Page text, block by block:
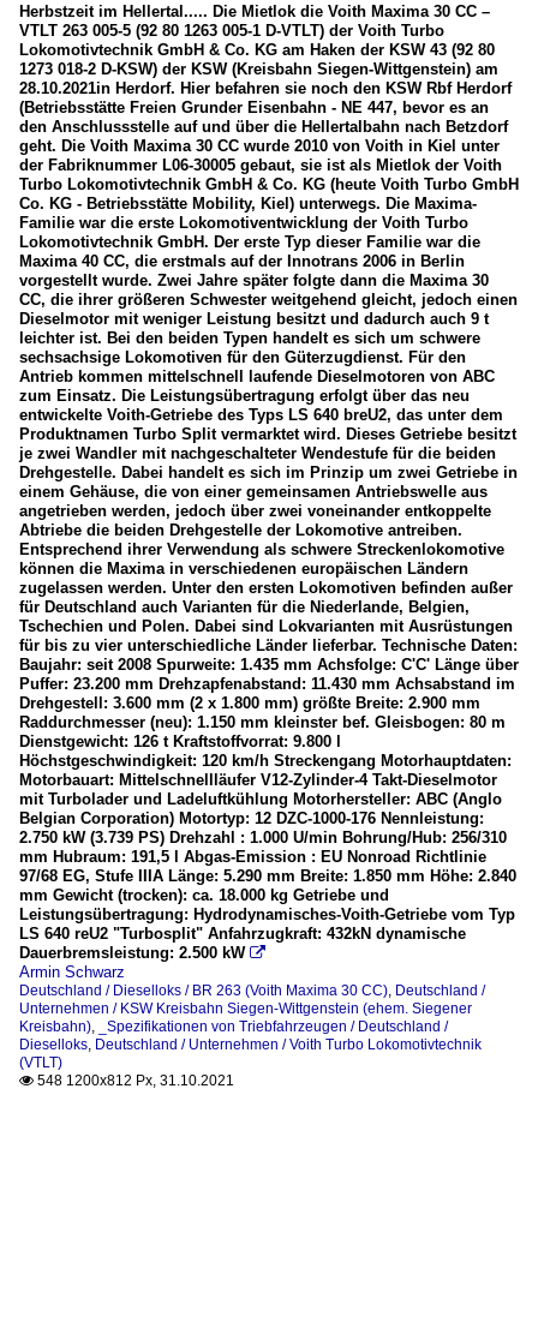
Herbstzeit im Hellertal..... Die Mietlok die Voith Maxima 30 CC –
VTLT 263 005-5 (92 80 1263 005-1 D-VTLT) der Voith Turbo
Lokomotivtechnik GmbH & Co. KG am Haken der KSW 43 (92 80
1273 018-2 D-KSW) der KSW (Kreisbahn Siegen-Wittgenstein) am
28.10.2021in Herdorf. Hier befahren sie noch den KSW Rbf Herdorf
(Betriebsstätte Freien Grunder Eisenbahn - NE 447, bevor es an
den Anschlussstelle auf und über die Hellertalbahn nach Betzdorf
geht. Die Voith Maxima 30 CC wurde 2010 von Voith in Kiel unter
der Fabriknummer L06-30005 gebaut, sie ist als Mietlok der Voith
Turbo Lokomotivtechnik GmbH & Co. KG (heute Voith Turbo GmbH
Co. KG - Betriebsstätte Mobility, Kiel) unterwegs. Die Maxima-
Familie war die erste Lokomotiventwicklung der Voith Turbo
Lokomotivtechnik GmbH. Der erste Typ dieser Familie war die
Maxima 40 CC, die erstmals auf der Innotrans 2006 in Berlin
vorgestellt wurde. Zwei Jahre später folgte dann die Maxima 30
CC, die ihrer größeren Schwester weitgehend gleicht, jedoch einen
Dieselmotor mit weniger Leistung besitzt und dadurch auch 9 t
leichter ist. Bei den beiden Typen handelt es sich um schwere
sechsachsige Lokomotiven für den Güterzugdienst. Für den
Antrieb kommen mittelschnell laufende Dieselmotoren von ABC
zum Einsatz. Die Leistungsübertragung erfolgt über das neu
entwickelte Voith-Getriebe des Typs LS 640 breU2, das unter dem
Produktnamen Turbo Split vermarktet wird. Dieses Getriebe besitzt
je zwei Wandler mit nachgeschalteter Wendestufe für die beiden
Drehgestelle. Dabei handelt es sich im Prinzip um zwei Getriebe in
einem Gehäuse, die von einer gemeinsamen Antriebswelle aus
angetrieben werden, jedoch über zwei voneinander entkoppelte
Abtriebe die beiden Drehgestelle der Lokomotive antreiben.
Entsprechend ihrer Verwendung als schwere Streckenlokomotive
können die Maxima in verschiedenen europäischen Ländern
zugelassen werden. Unter den ersten Lokomotiven befinden außer
für Deutschland auch Varianten für die Niederlande, Belgien,
Tschechien und Polen. Dabei sind Lokvarianten mit Ausrüstungen
für bis zu vier unterschiedliche Länder lieferbar. Technische Daten:
Baujahr: seit 2008 Spurweite: 1.435 mm Achsfolge: C'C' Länge über
Puffer: 23.200 mm Drehzapfenabstand: 11.430 mm Achsabstand im
Drehgestell: 3.600 mm (2 x 1.800 mm) größte Breite: 2.900 mm
Raddurchmesser (neu): 1.150 mm kleinster bef. Gleisbogen: 80 m
Dienstgewicht: 126 t Kraftstoffvorrat: 9.800 l
Höchstgeschwindigkeit: 120 km/h Streckengang Motorhauptdaten:
Motorbauart: Mittelschnellläufer V12-Zylinder-4 Takt-Dieselmotor
mit Turbolader und Ladeluftkühlung Motorhersteller: ABC (Anglo
Belgian Corporation) Motortyp: 12 DZC-1000-176 Nennleistung:
2.750 kW (3.739 PS) Drehzahl : 1.000 U/min Bohrung/Hub: 256/310
mm Hubraum: 191,5 l Abgas-Emission : EU Nonroad Richtlinie
97/68 EG, Stufe IIIA Länge: 5.290 mm Breite: 1.850 mm Höhe: 2.840
mm Gewicht (trocken): ca. 18.000 kg Getriebe und
Leistungsübertragung: Hydrodynamisches-Voith-Getriebe vom Typ
LS 640 reU2 "Turbosplit" Anfahrzugkraft: 432kN dynamische
Dauerbremsleistung: 2.500 kW 
Armin Schwarz
Deutschland / Dieselloks / BR 263 (Voith Maxima 30 CC) Deutschland /
Unternehmen / KSW Kreisbahn Siegen-Wittgenstein (ehem. Siegener
Kreisbahn)
_Spezifikationen von Triebfahrzeugen / Deutschland /
Dieselloks Deutschland / Unternehmen / Voith Turbo Lokomotivtechnik
(VTLT)
 548 1200x812 Px, 31.10.2021